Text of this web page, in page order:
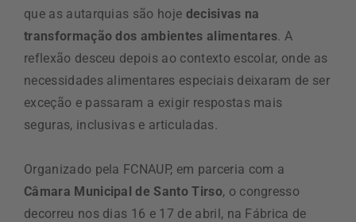
que as autarquias são hoje decisivas na
transformação dos ambientes alimentares. A
reflexão desceu depois ao contexto escolar, onde as
necessidades alimentares especiais deixaram de ser
exceção e passaram a exigir respostas mais
seguras, inclusivas e articuladas.
Organizado pela FCNAUP, em parceria com a
Câmara Municipal de Santo Tirso, o congresso
decorreu nos dias 16 e 17 de abril, na Fábrica de